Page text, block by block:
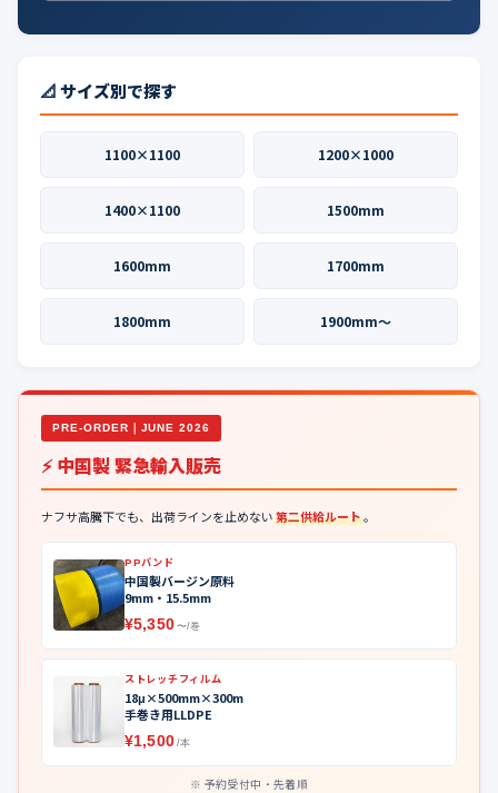
📐 サイズ別で探す
1100×1100 1200×1000
1400×1100 1500mm
1600mm 1700mm
1800mm 1900mm〜
PRE-ORDER｜JUNE 2026
⚡ 中国製 緊急輸入販売
ナフサ高騰下でも、出荷ラインを止めない第二供給ルート。
PPバンド
中国製バージン原料
9mm・15.5mm
¥5,350 〜/巻
ストレッチフィルム
18μ×500mm×300m
手巻き用LLDPE
¥1,500 /本
予約受付中・先着順